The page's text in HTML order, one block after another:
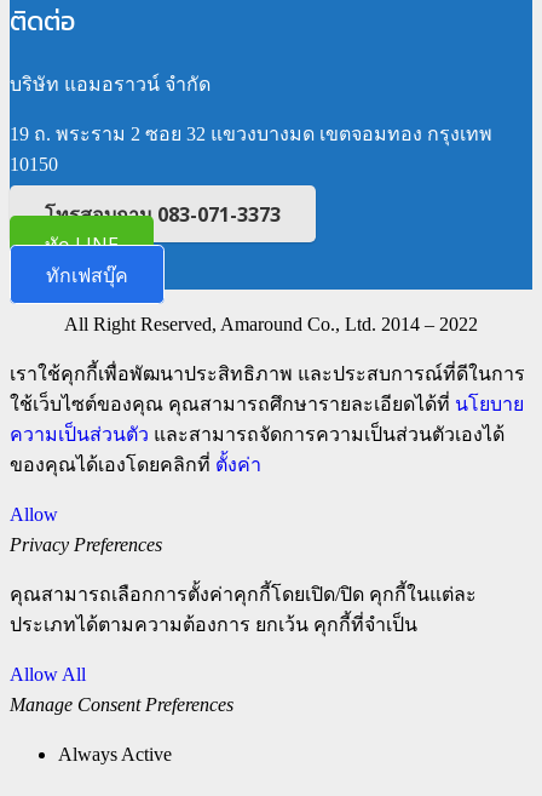
ติดต่อ
บริษัท แอมอราวน์ จำกัด
19 ถ. พระราม 2 ซอย 32 แขวงบางมด เขตจอมทอง กรุงเทพ
10150
โทรสอบถาม 083-071-3373
ทัก LINE
ทักเฟสบุ๊ค
All Right Reserved, Amaround Co., Ltd. 2014 – 2022
เราใช้คุกกี้เพื่อพัฒนาประสิทธิภาพ และประสบการณ์ที่ดีในการ
ใช้เว็บไซต์ของคุณ คุณสามารถศึกษารายละเอียดได้ที่ นโยบาย
ความเป็นส่วนตัว และสามารถจัดการความเป็นส่วนตัวเองได้
ของคุณได้เองโดยคลิกที่ ตั้งค่า
Allow
Privacy Preferences
คุณสามารถเลือกการตั้งค่าคุกกี้โดยเปิด/ปิด คุกกี้ในแต่ละ
ประเภทได้ตามความต้องการ ยกเว้น คุกกี้ที่จำเป็น
Allow All
Manage Consent Preferences
Always Active